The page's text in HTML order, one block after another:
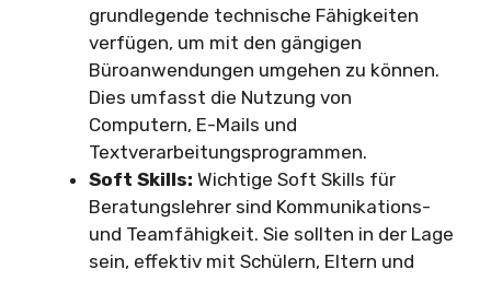
grundlegende technische Fähigkeiten
verfügen, um mit den gängigen
Büroanwendungen umgehen zu können.
Dies umfasst die Nutzung von
Computern, E-Mails und
Textverarbeitungsprogrammen.
Soft Skills: Wichtige Soft Skills für
Beratungslehrer sind Kommunikations-
und Teamfähigkeit. Sie sollten in der Lage
sein, effektiv mit Schülern, Eltern und